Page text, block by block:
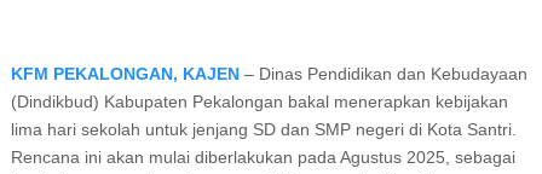
KFM PEKALONGAN, KAJEN– Dinas Pendidikan dan Kebudayaan
(Dindikbud) Kabupaten Pekalongan bakal menerapkan kebijakan
lima hari sekolah untuk jenjang SD dan SMP negeri di Kota Santri.
Rencana ini akan mulai diberlakukan pada Agustus 2025, sebagai